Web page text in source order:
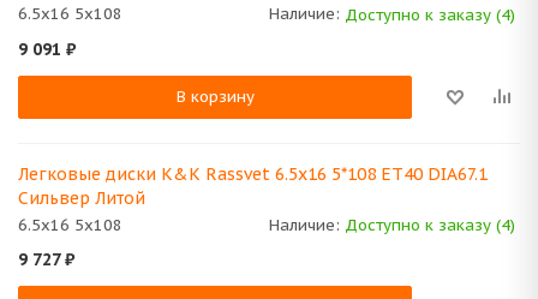
6.5x16 5x108 Наличие: Доступно к заказу (4)
9 091 ₽
В корзину
Легковые диски K&K Rassvet 6.5x16 5*108 ET40 DIA67.1
Сильвер Литой
6.5x16 5x108 Наличие: Доступно к заказу (4)
9 727₽